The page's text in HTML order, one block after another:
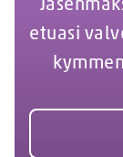
etuasi